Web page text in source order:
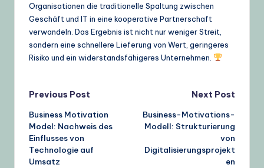
Organisationen die traditionelle Spaltung zwischen
Geschäft und IT in eine kooperative Partnerschaft
verwandeln. Das Ergebnis ist nicht nur weniger Streit,
sondern eine schnellere Lieferung von Wert, geringeres
Risiko und ein widerstandsfähigeres Unternehmen.
Post
navigation
Previous Post
Business Motivation
Model: Nachweis des
Einflusses von
Technologie auf
Umsatz
Next Post
Business-Motivations-
Modell: Strukturierung
von
Digitalisierungsprojekt
en